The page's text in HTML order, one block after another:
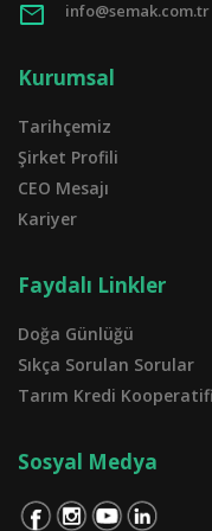
mail info@semak.com.tr
Kurumsal
Tarihçemiz
Şirket Profili
CEO Mesajı
Kariyer
Faydalı Linkler
Doğa Günlüğü
Sıkça Sorulan Sorular
Tarım Kredi
Sosyal Medya